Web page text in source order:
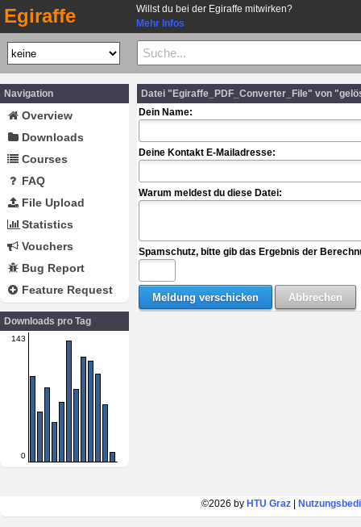
Egiraffe
Willst du bei der Egiraffe mitwirken?
Mehr Infos
Navigation
Overview
Downloads
Courses
FAQ
File Upload
Statistics
Vouchers
Bug Report
Feature Request
Downloads pro Tag
143
0
Datei "Egiraffe_PDF_Converter_File" von
Dein Name:
Deine Kontakt E-Mailadresse:
Warum meldest du diese Datei:
Spamschutz, bitte gib das Ergebnis der
©2026 by HTU Graz|